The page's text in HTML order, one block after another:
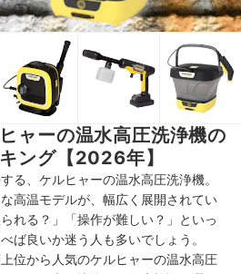
ャーの温水高圧洗浄機の
ング【2026年】
る、ケルヒャーの温水高圧洗浄機。
高温モデルが、幅広く展開されてい
れる？」「操作が難しい？」といっ
ば良いか迷う人も多いでしょう。
位から人気のケルヒャーの温水高圧